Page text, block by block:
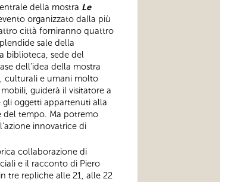
della mostra Le
organizzato dalla più
città forniranno quattro
sale della
biblioteca, sede del
dell’idea della mostra
culturali e umani molto
guiderà il visitatore a
oggetti appartenuti alla
del tempo. Ma potremo
innovatrice di
collaborazione di
e il racconto di Piero
tre repliche alle 21, alle 22